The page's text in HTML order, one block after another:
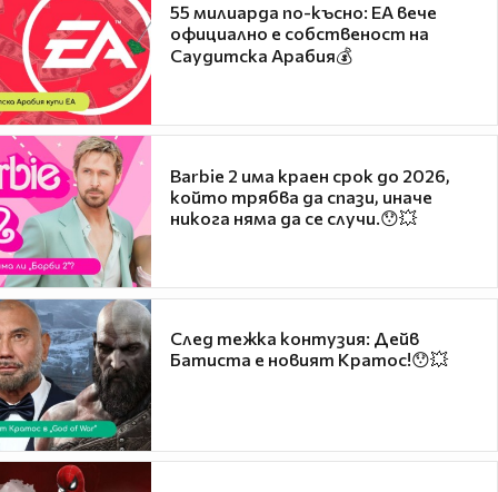
55 милиарда по-късно: EA вече
официално е собственост на
Саудитска Арабия💰
Barbie 2 има краен срок до 2026,
който трябва да спази, иначе
никога няма да се случи.😯💥
След тежка контузия: Дейв
Батиста е новият Кратос!😯💥